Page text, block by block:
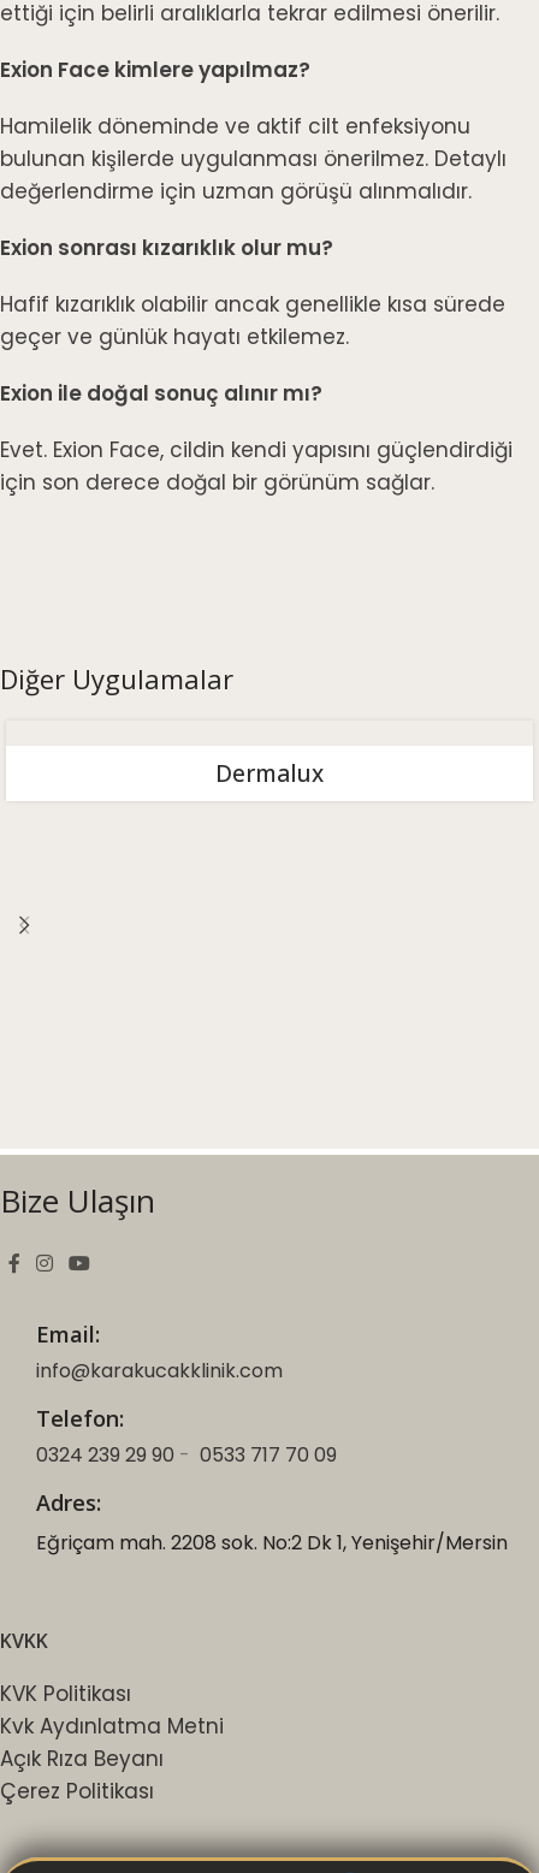
ettiği için belirli aralıklarla tekrar edilmesi önerilir.
Exion Face kimlere yapılmaz?
Hamilelik döneminde ve aktif cilt enfeksiyonu
bulunan kişilerde uygulanması önerilmez. Detaylı
değerlendirme için uzman görüşü alınmalıdır.
Exion sonrası kızarıklık olur mu?
Hafif kızarıklık olabilir ancak genellikle kısa sürede
geçer ve günlük hayatı etkilemez.
Exion ile doğal sonuç alınır mı?
Evet. Exion Face, cildin kendi yapısını güçlendirdiği
için son derece doğal bir görünüm sağlar.
Diğer Uygulamalar
Dermalux
Bize Ulaşın
Email:
info@karakucakklinik.com
Telefon:
0324 239 29 90 - 0533 717 70 09
Adres:
Eğriçam mah. 2208 sok. No:2 Dk 1, Yenişehir/Mersin
KVKK
KVK Politikası
Kvk Aydınlatma Metni
Açık Rıza Beyanı
Çerez Politikası